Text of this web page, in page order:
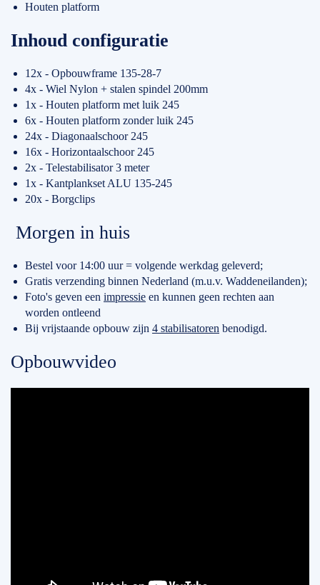
Houten platform
Inhoud configuratie
12x - Opbouwframe 135-28-7
4x - Wiel Nylon + stalen spindel 200mm
1x - Houten platform met luik 245
6x - Houten platform zonder luik 245
24x - Diagonaalschoor 245
16x - Horizontaalschoor 245
2x - Telestabilisator 3 meter
1x - Kantplankset ALU 135-245
20x - Borgclips
Morgen in huis
Bestel voor 14:00 uur = volgende werkdag geleverd;
Gratis verzending binnen Nederland (m.u.v. Waddeneilanden);
Foto's geven een impressie en kunnen geen rechten aan
worden ontleend
Bij vrijstaande opbouw zijn 4 stabilisatoren benodigd.
Opbouwvideo